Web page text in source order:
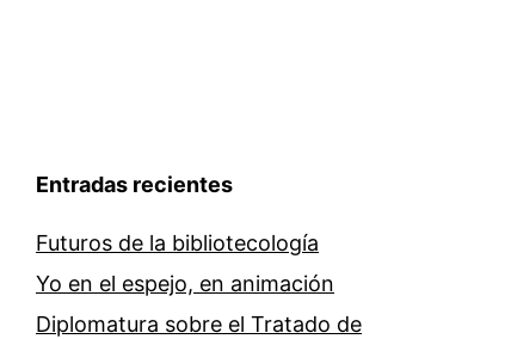
Entradas recientes
Futuros de la bibliotecología
Yo en el espejo, en animación
Diplomatura sobre el Tratado de